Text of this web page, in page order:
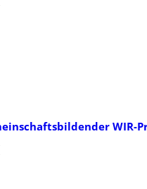
WIR-